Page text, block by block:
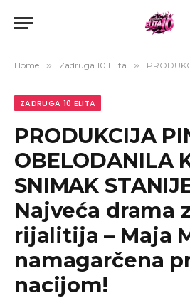
Home » Zadruga 10 Elita » PRODUKCIJA PINKA OBELODANILA
ZADRUGA 10 ELITA
PRODUKCIJA
OBELODANILA
SNIMAK
Najveća drama
rijalitija – Maja
namagarčena
nacijom!